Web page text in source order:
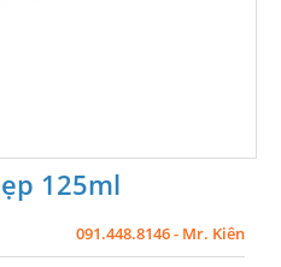
125ml
091.448.8146 - Mr. Kiên